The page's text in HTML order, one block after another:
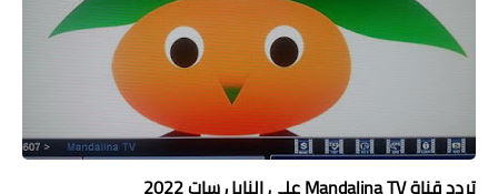
iptv
ترددات النايل سات
ترددات النايل سات